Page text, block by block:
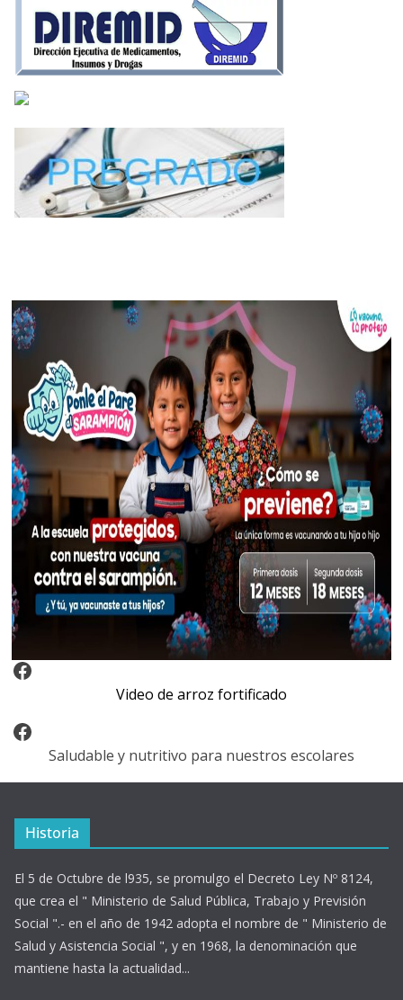
Video Arroz Fortificado
Video de arroz fortificado
Facebook
Saludable y nutritivo para nuestros escolares
Historia
El 5 de Octubre de l935, se promulgo el Decreto Ley Nº 8124,
que crea el " Ministerio de Salud Pública, Trabajo y Previsión
Social ".- en el año de 1942 adopta el nombre de " Ministerio de
Salud y Asistencia Social ", y en 1968, la denominación que
mantiene hasta la actualidad...